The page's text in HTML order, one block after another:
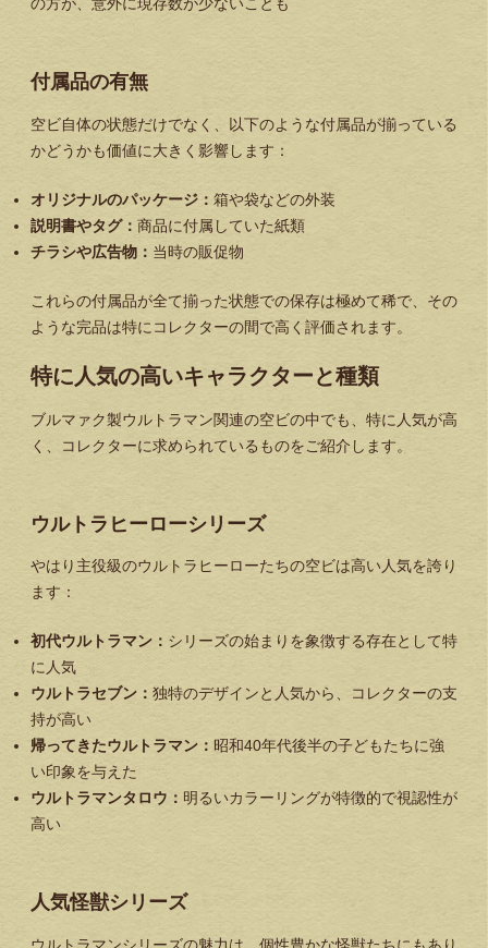
の方が、意外に現存数が少ないことも
付属品の有無
空ビ自体の状態だけでなく、以下のような付属品が揃っている
かどうかも価値に大きく影響します：
オリジナルのパッケージ： 箱や袋などの外装
説明書やタグ： 商品に付属していた紙類
チラシや広告物： 当時の販促物
これらの付属品が全て揃った状態での保存は極めて稀で、その
ような完品は特にコレクターの間で高く評価されます。
特に人気の高いキャラクターと種類
ブルマァク製ウルトラマン関連の空ビの中でも、特に人気が高
く、コレクターに求められているものをご紹介します。
ウルトラヒーローシリーズ
やはり主役級のウルトラヒーローたちの空ビは高い人気を誇り
ます：
初代ウルトラマン： シリーズの始まりを象徴する存在として特
に人気
ウルトラセブン： 独特のデザインと人気から、コレクターの支
持が高い
帰ってきたウルトラマン： 昭和40年代後半の子どもたちに強
い印象を与えた
ウルトラマンタロウ： 明るいカラーリングが特徴的で視認性が
高い
人気怪獣シリーズ